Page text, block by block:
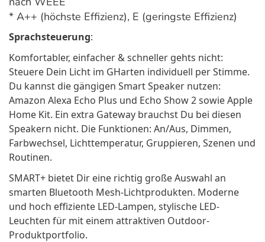
* A++ (höchste Effizienz), E (geringste Effizienz)
Sprachsteuerung:
Komfortabler, einfacher & schneller gehts nicht:
Steuere Dein Licht im GHarten individuell per Stimme.
Du kannst die gängigen Smart Speaker nutzen:
Amazon Alexa Echo Plus und Echo Show 2 sowie Apple
Home Kit. Ein extra Gateway brauchst Du bei diesen
Speakern nicht. Die Funktionen: An/Aus, Dimmen,
Farbwechsel, Lichttemperatur, Gruppieren, Szenen und
Routinen.
SMART+ bietet Dir eine richtig große Auswahl an
smarten Bluetooth Mesh-Lichtprodukten. Moderne
und hoch effiziente LED-Lampen, stylische LED-
Leuchten für mit einem attraktiven Outdoor-
Produktportfolio.